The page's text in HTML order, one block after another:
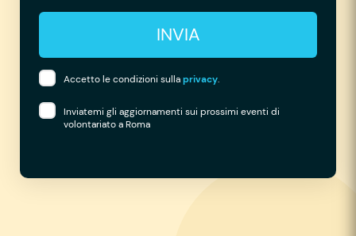
INVIA
Accetto le condizioni sullaprivacy.
Inviatemi gli aggiornamenti sui prossimi eventi di
volontariato a Roma